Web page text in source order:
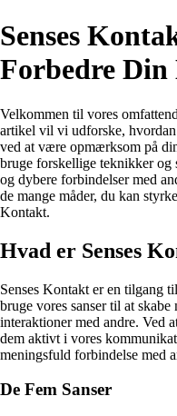
Senses
Forbedre
Velkommen til vores
artikel vil vi udforske,
ved at være opmærksom på
bruge forskellige teknikker og
og dybere forbindelser med
de mange måder, du kan
Kontakt.
Hvad er Senses
Senses Kontakt er en tilgang
bruge vores sanser til at
interaktioner med andre. Ved
dem aktivt i vores
meningsfuld forbindelse med
De Fem Sanser